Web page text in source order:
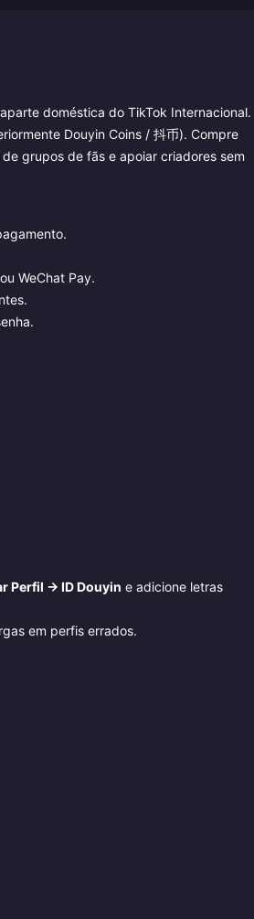
doméstica do TikTok Internacional.
Douyin Coins / 抖币). Compre
grupos de fãs e apoiar criadores sem
WeChat Pay.
Perfil → ID Douyin e adicione letras
em perfis errados.